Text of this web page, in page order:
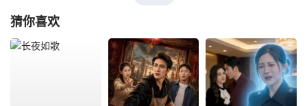
猜你喜欢